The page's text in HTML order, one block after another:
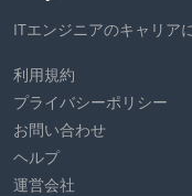
ITエンジニアのキャリア
利用規約
プライバシーポリシー
お問い合わせ
ヘルプ
運営会社